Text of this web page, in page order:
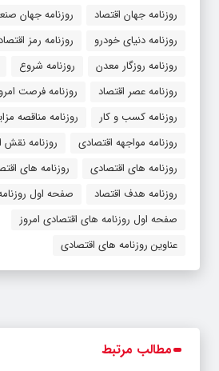
روزنامه جهان اقتصاد
روزنامه جهان
روزنامه دنیای خودرو
روزنامه رمز
روزنامه روزگار معدن
روزنامه شروع
روزنامه عصر اقتصاد
روزنامه فرصت
روزنامه کسب و کار
روزنامه مناقصه
روزنامه مواجهه اقتصادی
روزنامه نقش
روزنامه های اقتصادی
روزنامه های
روزنامه هدف اقتصاد
صفحه اول
صفحه اول روزنامه های اقتصادی امروز
عناوین روزنامه های اقتصادی
مطالب مرتبط